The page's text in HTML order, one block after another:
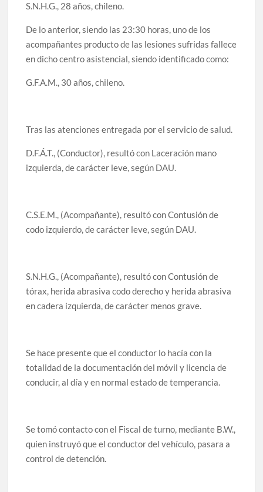
S.N.H.G., 28 años, chileno.
De lo anterior, siendo las 23:30 horas, uno de los
acompañantes producto de las lesiones sufridas fallece
en dicho centro asistencial, siendo identificado como:
G.F.A.M., 30 años, chileno.
Tras las atenciones entregada por el servicio de salud.
D.F.Á.T., (Conductor), resultó con Laceración mano
izquierda, de carácter leve, según DAU.
C.S.E.M., (Acompañante), resultó con Contusión de
codo izquierdo, de carácter leve, según DAU.
S.N.H.G., (Acompañante), resultó con Contusión de
tórax, herida abrasiva codo derecho y herida abrasiva
en cadera izquierda, de carácter menos grave.
Se hace presente que el conductor lo hacía con la
totalidad de la documentación del móvil y licencia de
conducir, al día y en normal estado de temperancia.
Se tomó contacto con el Fiscal de turno, mediante B.W.,
quien instruyó que el conductor del vehículo, pasara a
control de detención.